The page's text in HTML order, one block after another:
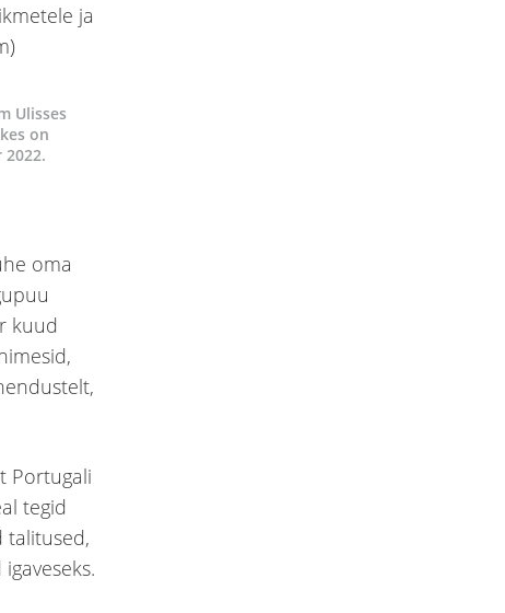
Ulisses
on
oma
kuud
Portugali
tegid
talitused,